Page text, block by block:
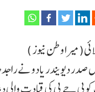
صدر دیویندر یادو نے